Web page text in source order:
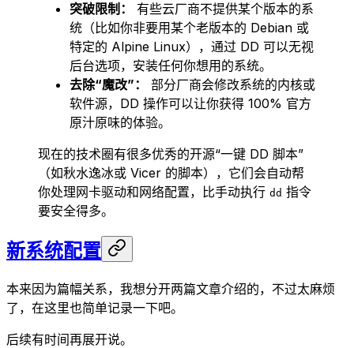
突破限制：
有些云厂商不提供某个版本的系
统（比如你非要用某个老版本的 Debian 或
特定的 Alpine Linux），通过 DD 可以无视
后台选项，安装任何你想用的系统。
去除“魔改”：
部分厂商会修改系统的内核或
软件源，DD 操作可以让你获得 100% 官方
原汁原味的体验。
现在的技术圈有很多优秀的开源“一键 DD 脚本”
（如秋水逸冰或 Vicer 的脚本），它们会自动帮
你处理网卡驱动和网络配置，比手动执行 dd 指令
要安全得多。
新系统配置
本来因为篇幅关系，我想分开两篇文章介绍的，不过太麻烦
了，在这里也简单记录一下吧。
后续有时间再展开说。